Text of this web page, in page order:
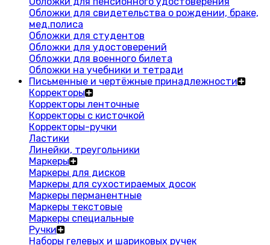
Обложки для свидетельства о рождении, браке,
мед.полиса
Обложки для студентов
Обложки для удостоверений
Обложки для военного билета
Обложки на учебники и тетради
Письменные и чертёжные принадлежности
Корректоры
Корректоры ленточные
Корректоры с кисточкой
Корректоры-ручки
Ластики
Линейки, треугольники
Маркеры
Маркеры для дисков
Маркеры для сухостираемых досок
Маркеры перманентные
Маркеры текстовые
Маркеры специальные
Ручки
Наборы гелевых и шариковых ручек